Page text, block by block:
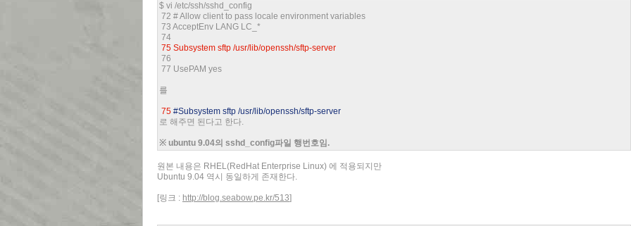
$ vi /etc/ssh/sshd_config
72 # Allow client to pass locale environment variables
73 AcceptEnv LANG LC_*
74
75 Subsystem sftp /usr/lib/openssh/sftp-server
76
77 UsePAM yes
를
75 #Subsystem sftp /usr/lib/openssh/sftp-server
로 해주면 된다고 한다.
※ ubuntu 9.04의 sshd_config파일 행번호임.
원본 내용은 RHEL(RedHat Enterprise Linux) 에 적용되지만
Ubuntu 9.04 역시 동일하게 존재한다.
[링크 : http://blog.seabow.pe.kr/513]